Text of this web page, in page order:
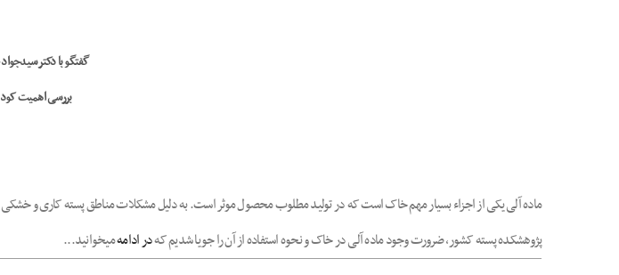
گفتگو با دکتر
بررسی اهمیت
ماده آلی یکی از اجزاء بسیار مهم خاک است که در تولید مطلوب محصول موثر است. به دلیل مشکلات مناطق پسته کاری و
پژوهشکده پسته کشور، ضرورت وجود ماده آلی در خاک و نحوه استفاده از آن را جویا شدیم کهدر ادامهمیخوانید...